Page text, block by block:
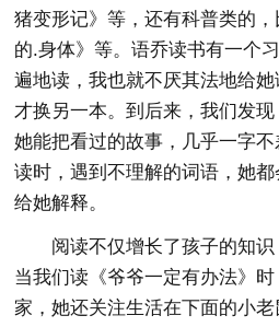
猪变形记》等，还有科普类的
的.身体》等。语乔读书有一个
遍地读，我也就不厌其法地给她
才换另一本。到后来，我们发
她能把看过的故事，几乎一字
读时，遇到不理解的词语，她
给她解释。
阅读不仅增长了孩子的知识
当我们读《爷爷一定有办法》
家，她还关注生活在下面的小